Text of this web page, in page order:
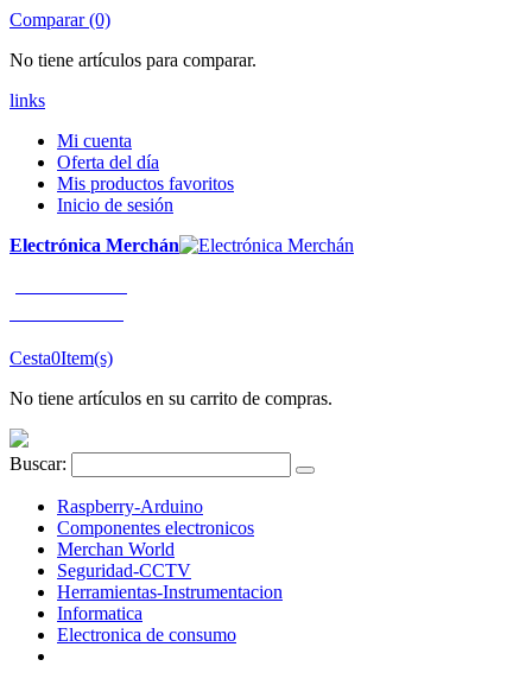
Comparar (0)
No tiene artículos para comparar.
links
Mi cuenta
Oferta del día
Mis productos favoritos
Inicio de sesión
Electrónica Merchán
Cesta0Item(s)
No tiene artículos en su carrito de compras.
Buscar:
Raspberry-Arduino
Componentes electronicos
Merchan World
Seguridad-CCTV
Herramientas-Instrumentacion
Informatica
Electronica de consumo